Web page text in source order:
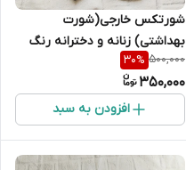
شورتکس خارجی(شورت
بهداشتی) زنانه و دخترانه رنگ
قرمز و مشکی
500,000
30%
350,000
افزودن به سبد